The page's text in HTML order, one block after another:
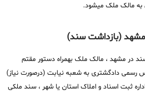
به مالک ملک میشود.
در مشهد ، مالک ملک بهمراه دستور مقتم
رسمی دادگشتری به شعبه نیابت (درصورت نیاز)
ثبت اسناد و املاک استان یا شهر ، سند ملکی